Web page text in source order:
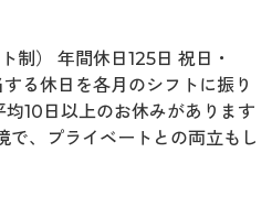
制） 年間休日125日 祝日・
る休日を各月のシフトに振り
10日以上のお休みがあります
、プライベートとの両立もし